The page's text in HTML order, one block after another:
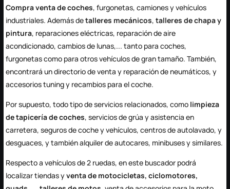
Compra venta de coches, furgonetas, camiones y vehículos
industriales. Además detalleres mecánicos,talleres de chapa y
pintura, reparaciones eléctricas, reparación de aire
acondicionado, cambios de lunas,... tanto para coches,
furgonetas como para otros vehículos de gran tamaño. También,
encontrará un directorio de venta y reparación de neumáticos, y
accesorios tuning y recambios para el coche.
Por supuesto, todo tipo de servicios relacionados, como limpieza
de tapicería de coches, servicios de grúa y asistencia en
carretera, seguros de coche y vehículos, centros de autolavado, y
desguaces, y también alquiler de autocares, minibuses y similares.
Respecto a vehículos de 2 ruedas, en este buscador podrá
localizar tiendas yventa de motocicletas, ciclomotores,